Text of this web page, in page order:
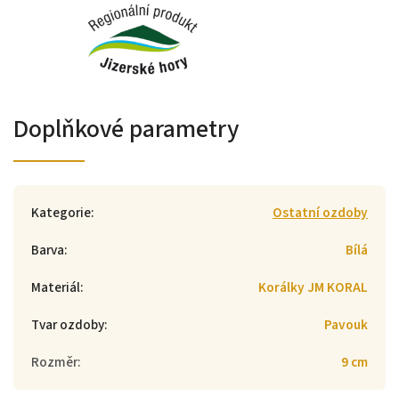
Doplňkové parametry
Kategorie:
Ostatní ozdoby
Barva:
Bílá
Materiál:
Korálky JM KORAL
Tvar ozdoby:
Pavouk
Rozměr: 9 cm